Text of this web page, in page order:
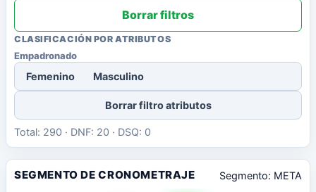
Borrar filtros
CLASIFICACIÓN POR ATRIBUTOS
Empadronado
Femenino Masculino
Borrar filtro atributos
Total: 290 · DNF: 20 · DSQ: 0
SEGMENTO DE CRONOMETRAJE Segmento: META